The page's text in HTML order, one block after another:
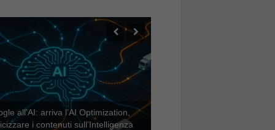
all’AI: arriva l’AI Optimization,
i contenuti sull’Intelligenza